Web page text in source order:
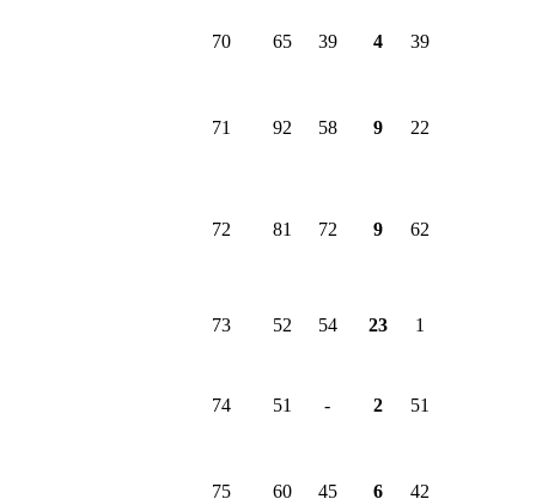
70 65 39 4 39
71 92 58 9 22
72 81 72 9 62
73 52 54 23 1
74 51 - 2 51
75 60 45 6 42